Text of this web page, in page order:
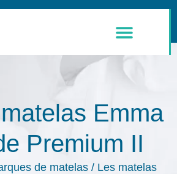
Emma
Premium II
de matelas / Les matelas